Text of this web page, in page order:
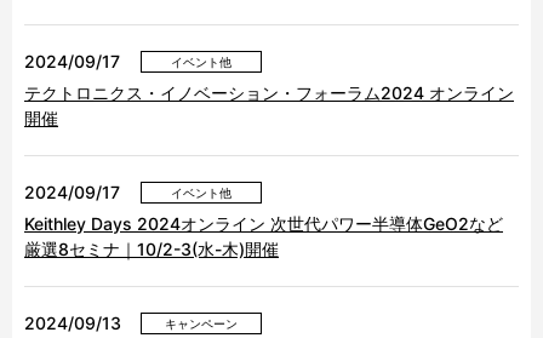
2024/09/17 イベント他
テクトロニクス・イノベーション・フォーラム2024 オンライン
開催
2024/09/17 イベント他
Keithley Days 2024オンライン 次世代パワー半導体GeO2など
厳選8セミナ｜10/2-3(水-木)開催
2024/09/13 キャンペーン